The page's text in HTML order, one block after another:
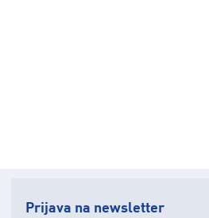
Prijava na newsletter